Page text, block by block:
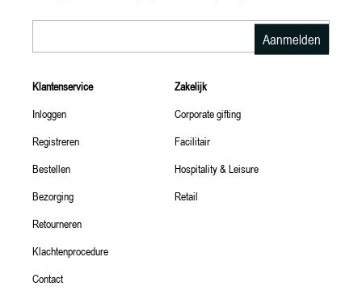
Aanmelden
Klantenservice
Inloggen
Registreren
Bestellen
Bezorging
Retourneren
Klachtenprocedure
Contact
Zakelijk
Corporate gifting
Facilitair
Hospitality & Leisure
Retail